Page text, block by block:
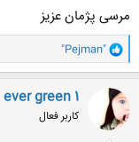
مرسی پژمان عزیز
و
ا
ک
ش
ه
ا
"Pejman"
ever green 1
کاربر فعال